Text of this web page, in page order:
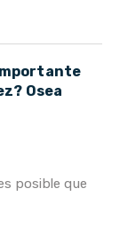
Osea
posible que